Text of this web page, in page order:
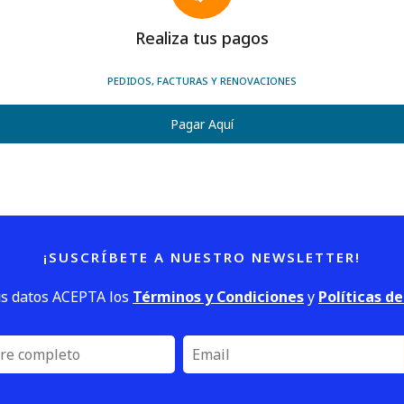
Realiza tus pagos
PEDIDOS, FACTURAS Y RENOVACIONES
Pagar Aquí
¡SUSCRÍBETE A NUESTRO NEWSLETTER!
datos ACEPTA los Términos y Condicionesy Políticas